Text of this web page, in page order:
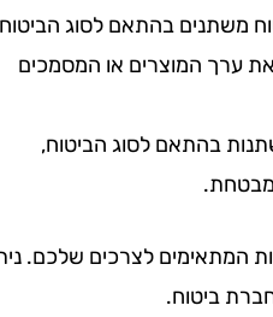
בהתאם לסוג הביטוח,
המוצרים או המסמכים
בהתאם לסוג הביטוח,
לצרכים שלכם. ניתן
ביטוח.